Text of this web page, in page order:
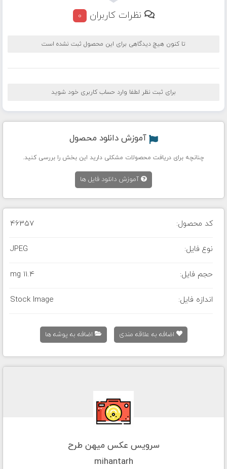
نظرات کاربران 0
تا کنون هیچ دیدگاهی برای این محصول ثبت نشده است
برای ثبت نظر لطفا وارد حساب کاربری خود شوید
آموزش دانلود محصول
چنانچه برای دریافت محصولات مشکلی دارید این بخش را بررسی کنید.
آموزش دانلود فایل ها
کد محصول: 46357
نوع فایل: JPEG
حجم فایل: 11.4 mg
اندازه فایل: Stock Image
اضافه به علاقه مندی اضافه به پوشه ها
سرویس عکس میهن طرح
mihantarh